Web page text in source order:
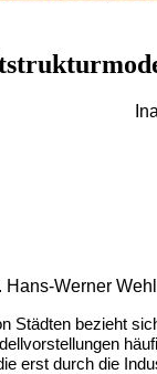
Hans-Werner
Städten bezieht
erst durch die